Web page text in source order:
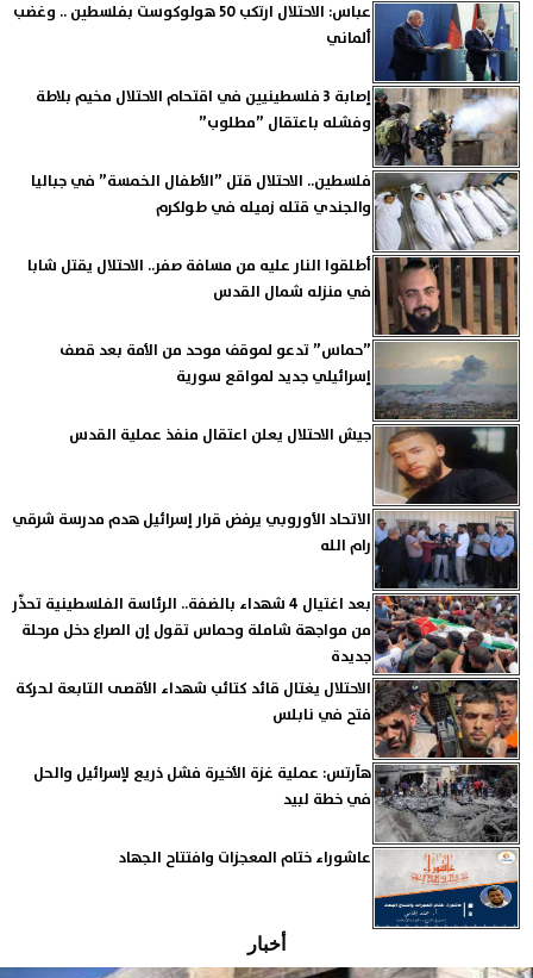
عباس: الاحتلال ارتكب 50 هولوكوست بفلسطين .. وغضب
ألماني
إصابة 3 فلسطينيين في اقتحام الاحتلال مخيم بلاطة
وفشله باعتقال ”مطلوب”
فلسطين.. الاحتلال قتل ”الأطفال الخمسة” في جباليا
والجندي قتله زميله في طولكرم
أطلقوا النار عليه من مسافة صفر.. الاحتلال يقتل شابا
في منزله شمال القدس
”حماس” تدعو لموقف موحد من الأمة بعد قصف
إسرائيلي جديد لمواقع سورية
جيش الاحتلال يعلن اعتقال منفذ عملية القدس
الاتحاد الأوروبي يرفض قرار إسرائيل هدم مدرسة شرقي
رام الله
بعد اغتيال 4 شهداء بالضفة.. الرئاسة الفلسطينية تحذّر
من مواجهة شاملة وحماس تقول إن الصراع دخل مرحلة
جديدة
الاحتلال يغتال قائد كتائب شهداء الأقصى التابعة لحركة
فتح في نابلس
هآرتس: عملية غزة الأخيرة فشل ذريع لإسرائيل والحل
في خطة لبيد
عاشوراء ختام المعجزات وافتتاح الجهاد
أخبار